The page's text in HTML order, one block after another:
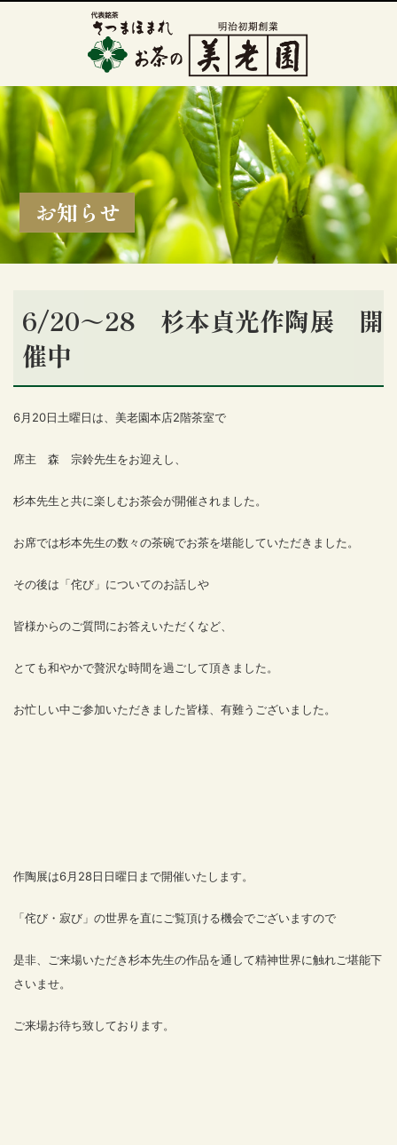
お知らせ
6/20～28 杉本貞光作陶展 開
催中
6月20日土曜日は、美老園本店2階茶室で
席主 森 宗鈴先生をお迎えし、
杉本先生と共に楽しむお茶会が開催されました。
お席では杉本先生の数々の茶碗でお茶を堪能していただきました。
その後は「侘び」についてのお話しや
皆様からのご質問にお答えいただくなど、
とても和やかで贅沢な時間を過ごして頂きました。
お忙しい中ご参加いただきました皆様、有難うございました。
作陶展は6月28日日曜日まで開催いたします。
「侘び・寂び」の世界を直にご覧頂ける機会でございますので
是非、ご来場いただき杉本先生の作品を通して精神世界に触れご堪能下
さいませ。
ご来場お待ち致しております。